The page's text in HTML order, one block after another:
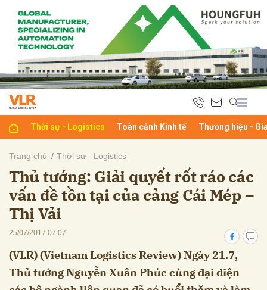
Thời sự - Logistics Toàn cảnh Kinh tế Thương hiệu -
Trang chủ Thời sự - Logistics
Thủ tướng: Giải quyết rốt ráo các
vấn đề tồn tại của cảng Cái Mép –
Thị Vải
25/07/2017 07:07
(VLR) (Vietnam Logistics Review) Ngày 21.7,
Thủ tướng Nguyễn Xuân Phúc cùng đại diện
luận
Hủy